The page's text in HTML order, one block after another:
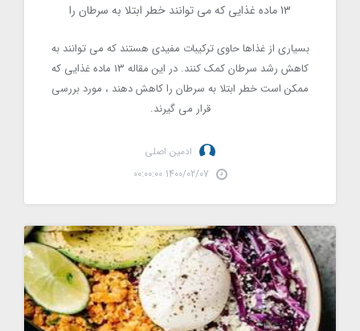
13 ماده غذایی که می توانند خطر ابتلا به سرطان را
بسیاری از غذاها حاوی ترکیبات مفیدی هستند که می توانند به
کاهش رشد سرطان کمک کنند. در این مقاله 13 ماده غذایی که
ممکن است خطر ابتلا به سرطان را کاهش دهند ، مورد بررسی
قرار می گیرند.
ادمین اصلی
1400/02/07 00:00:00